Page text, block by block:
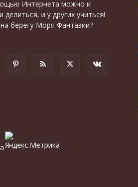
Интернета можно и
и у других учиться!
берегу Моря Фантазии?